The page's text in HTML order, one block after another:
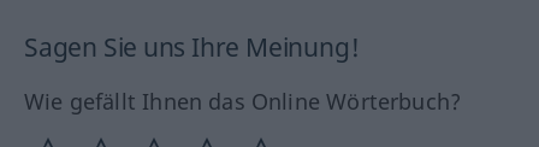
Sagen Sie uns Ihre Meinung!
Wie gefällt Ihnen das Online Wörterbuch?